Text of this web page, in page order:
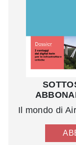
Il mondo di